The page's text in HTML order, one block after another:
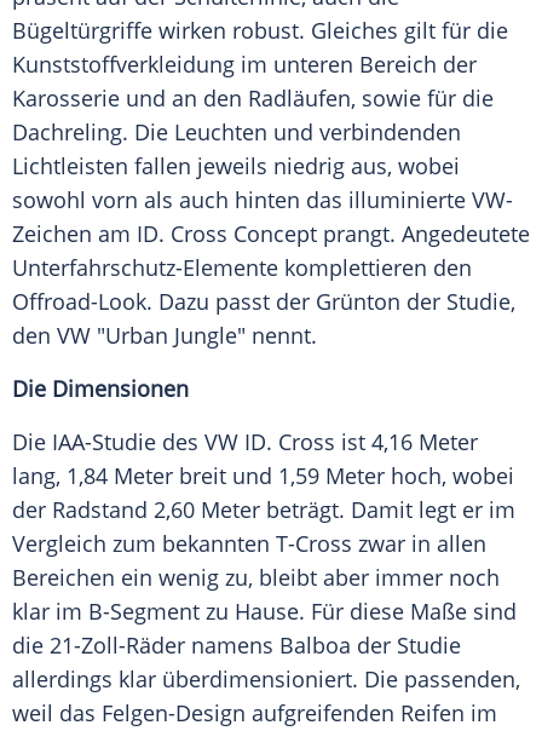
Bügeltürgriffe wirken robust. Gleiches gilt für die
Kunststoffverkleidung im unteren Bereich der
Karosserie und an den Radläufen, sowie für die
Dachreling. Die Leuchten und verbindenden
Lichtleisten fallen jeweils niedrig aus, wobei
sowohl vorn als auch hinten das illuminierte VW-
Zeichen am ID. Cross Concept prangt. Angedeutete
Unterfahrschutz-Elemente komplettieren den
Offroad-Look. Dazu passt der Grünton der Studie,
den VW "Urban Jungle" nennt.
Die Dimensionen
Die IAA-Studie des VW ID. Cross ist 4,16 Meter
lang, 1,84 Meter breit und 1,59 Meter hoch, wobei
der Radstand 2,60 Meter beträgt. Damit legt er im
Vergleich zum bekannten T-Cross zwar in allen
Bereichen ein wenig zu, bleibt aber immer noch
klar im B-Segment zu Hause. Für diese Maße sind
die 21-Zoll-Räder namens Balboa der Studie
allerdings klar überdimensioniert. Die passenden,
weil das Felgen-Design aufgreifenden Reifen im